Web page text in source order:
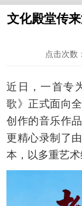
文化殿堂传
点击次数：
近日，一首专
歌》正式面向
创作的音乐作
更精心录制了
本，以多重艺